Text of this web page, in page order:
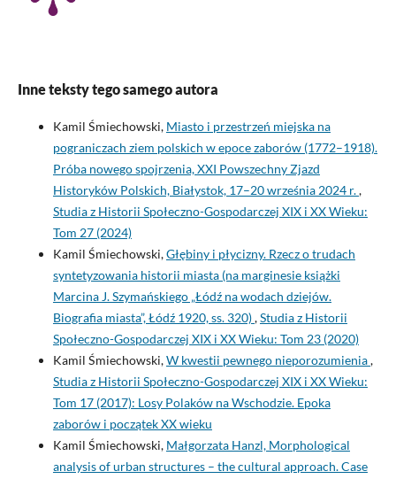
Inne teksty tego samego autora
Kamil Śmiechowski, Miasto i przestrzeń miejska na
pograniczach ziem polskich w epoce zaborów (1772–1918).
Próba nowego spojrzenia, XXI Powszechny Zjazd
Historyków Polskich, Białystok, 17–20 września 2024 r.,
Studia z Historii Społeczno-Gospodarczej XIX i XX Wieku:
Tom 27 (2024)
Kamil Śmiechowski,Głębiny i płycizny. Rzecz o trudach
syntetyzowania historii miasta (na marginesie książki
Marcina J. Szymańskiego „Łódź na wodach dziejów.
Biografia miasta”, Łódź 1920, ss. 320),Studia z Historii
Społeczno-Gospodarczej XIX i XX Wieku: Tom 23 (2020)
Kamil Śmiechowski,W kwestii pewnego nieporozumienia,
Studia z Historii Społeczno-Gospodarczej XIX i XX Wieku:
Tom 17 (2017): Losy Polaków na Wschodzie. Epoka
zaborów i początek XX wieku
Kamil Śmiechowski, Małgorzata Hanzl, Morphological
analysis of urban structures – the cultural approach. Case